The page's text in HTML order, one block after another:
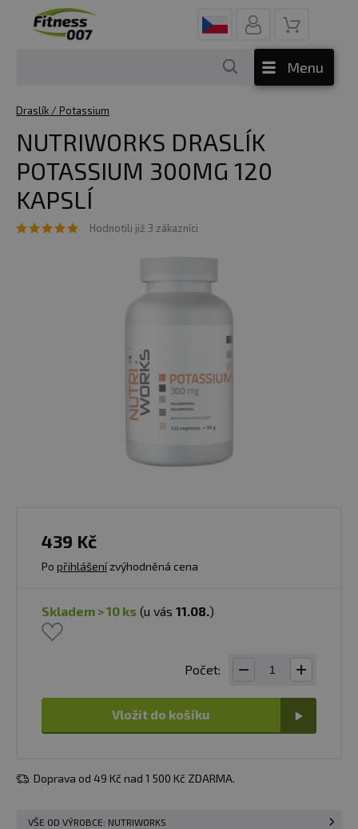
Menu
Draslík / Potassium
NUTRIWORKS DRASLÍK
POTASSIUM 300MG 120
KAPSLÍ
Hodnotili již 3 zákazníci
439 Kč
Po přihlášenízvýhodněná cena
skladem > 10 ks (u vás 11.08.)
Počet:
Vložit do košíku
Doprava od 49 Kč nad 1 500 Kč ZDARMA.
VŠE OD VÝROBCE: NUTRIWORKS